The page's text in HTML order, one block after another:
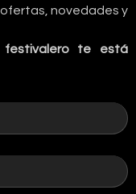
novedades y
festivalero te está